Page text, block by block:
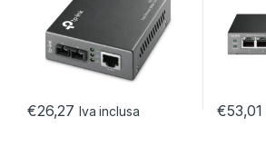
€26,27 Iva inclusa €53,01